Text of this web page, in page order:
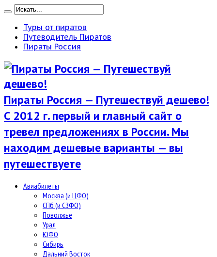
Туры от пиратов
Путеводитель Пиратов
Пираты Россия
Пираты Россия — Путешествуй дешево!
С 2012 г. первый и главный сайт о
тревел предложениях в России. Мы
находим дешевые варианты — вы
путешествуете
Авиабилеты
Москва (и ЦФО)
СПб (и СЗФО)
Поволжье
Урал
ЮФО
Сибирь
Дальний Восток